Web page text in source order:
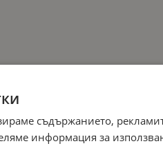
съдържанието,
информация за